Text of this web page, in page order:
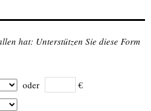
hat: Unterstützen Sie diese Form
oder
€